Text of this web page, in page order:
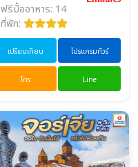
ฟรีมื้ออาหาร: 14
ที่พัก:
เปรียบเทียบ โปรแกรมทัวร์
โทร Line